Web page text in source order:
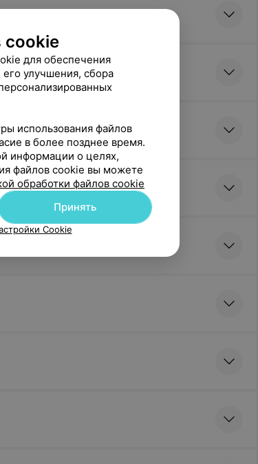
cookie
для обеспечения
его улучшения, сбора
использования файлов
в более позднее время.
информации о целях,
файлов cookie вы можете
обработки файлов cookie
Принять
Cookie